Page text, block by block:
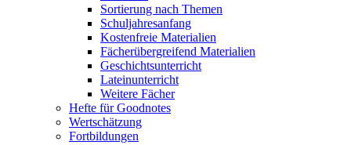
Sortierung nach Themen
Schuljahresanfang
Kostenfreie Materialien
Fächerübergreifend Materialien
Geschichtsunterricht
Lateinunterricht
Weitere Fächer
Hefte für Goodnotes
Wertschätzung
Fortbildungen